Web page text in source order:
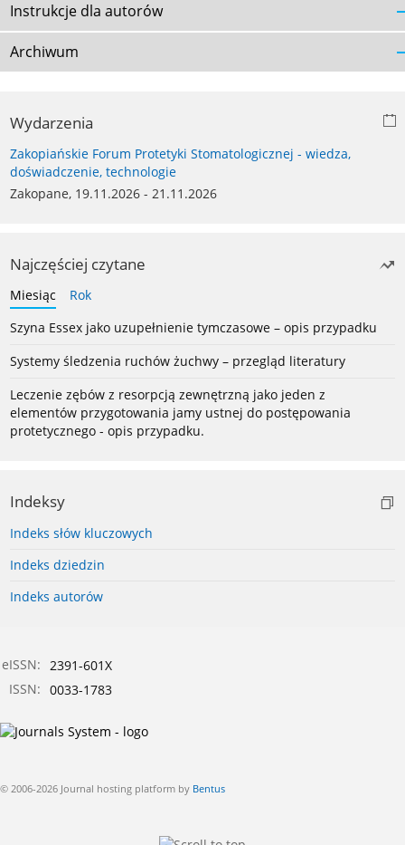
Instrukcje dla autorów
Archiwum
Wydarzenia
Zakopiańskie Forum Protetyki Stomatologicznej - wiedza,
doświadczenie, technologie
Zakopane, 19.11.2026 - 21.11.2026
Najczęściej czytane
Miesiąc
Rok
Szyna Essex jako uzupełnienie tymczasowe – opis przypadku
Systemy śledzenia ruchów żuchwy – przegląd literatury
Leczenie zębów z resorpcją zewnętrzną jako jeden z
elementów przygotowania jamy ustnej do postępowania
protetycznego - opis przypadku.
Indeksy
Indeks słów kluczowych
Indeks dziedzin
Indeks autorów
eISSN: 2391-601X
ISSN: 0033-1783
© 2006-2026 Journal hosting platform by Bentus